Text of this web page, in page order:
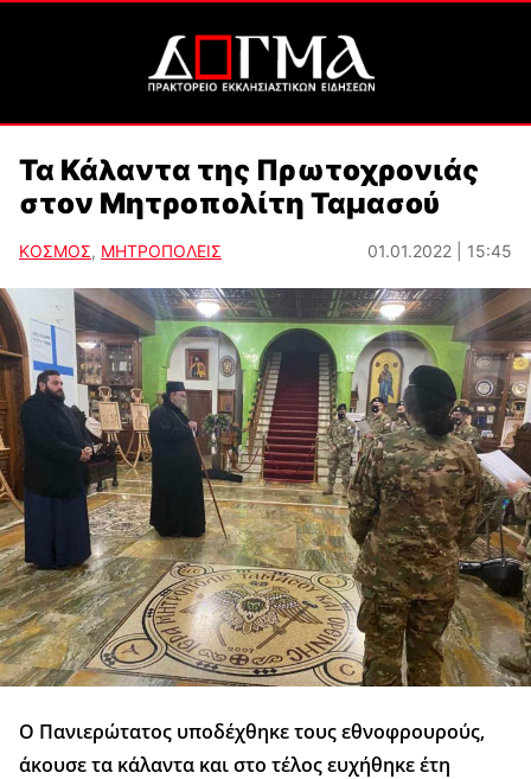
Τα Κάλαντα της Πρωτοχρονιάς
στον Μητροπολίτη Ταμασού
ΚΟΣΜΟΣ, ΜΗΤΡΟΠΟΛΕΙΣ 01.01.2022 | 15:45
Ο Πανιερώτατος υποδέχθηκε τους εθνοφρουρούς,
άκουσε τα κάλαντα και στο τέλος ευχήθηκε έτη